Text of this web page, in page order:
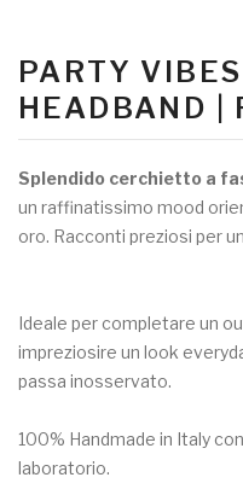
Sostenibilità
My Account
PARTY
HEADBAND |
Splendido cerchietto a
un raffinatissimo mood
oro. Racconti preziosi per
Ideale per completare un
impreziosire un look
passa inosservato.
100% Handmade in Italy
laboratorio.